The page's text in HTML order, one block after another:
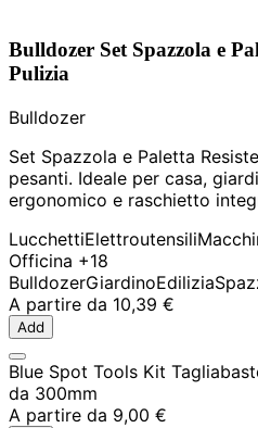
Bulldozer Set Spazzola e
Pulizia
Bulldozer
Set Spazzola e Paletta
pesanti. Ideale per casa,
ergonomico e raschietto
LucchettiElettroutensili
Officina +18
BulldozerGiardinoEdilizia
A partire da 10,39 €
Add
Blue Spot Tools Kit
da 300mm
A partire da 9,00 €